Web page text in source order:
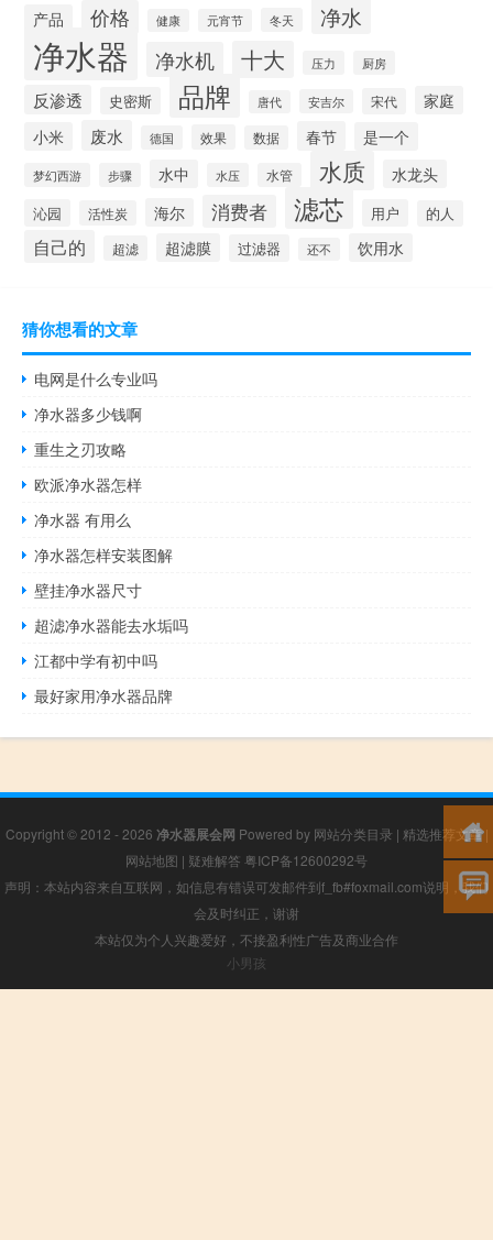
产品 价格 健康 元宵节 冬天 净水
净水器 净水机 十大 压力 厨房
反渗透 史密斯 品牌 唐代 安吉尔 宋代
家庭
小米
废水 德国 效果 数据 春节 是一个
梦幻西游 步骤 水中 水压 水管 水质 水龙头
沁园 活性炭 海尔 消费者 滤芯 用户 的人
自己的 超滤 超滤膜 过滤器 还不 饮用水
猜你想看的文章
电网是什么专业吗
净水器多少钱啊
重生之刃攻略
欧派净水器怎样
净水器 有用么
净水器怎样安装图解
壁挂净水器尺寸
超滤净水器能去水垢吗
江都中学有初中吗
最好家用净水器品牌
Copyright © 2012 - 2026 净水器展会网 Powered by 网站分类目录 | 精选推荐文章|
网站地图 | 疑难解答 粤ICP备12600292号
声明：本站内容来自互联网，如信息有错误可发邮件到f_fb#foxmail.com说明，我们
会及时纠正，谢谢
本站仅为个人兴趣爱好，不接盈利性广告及商业合作
小男孩